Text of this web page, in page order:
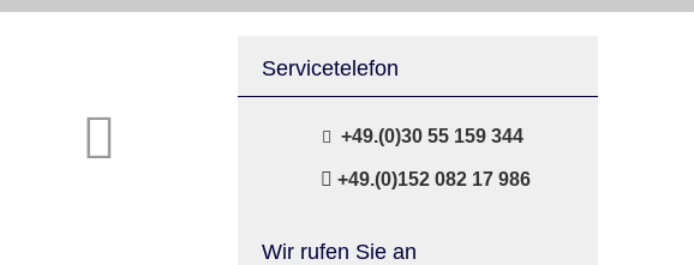
Servicetelefon
+49.(0)30 55 159 344
+49.(0)152 082 17 986
Wir rufen Sie an